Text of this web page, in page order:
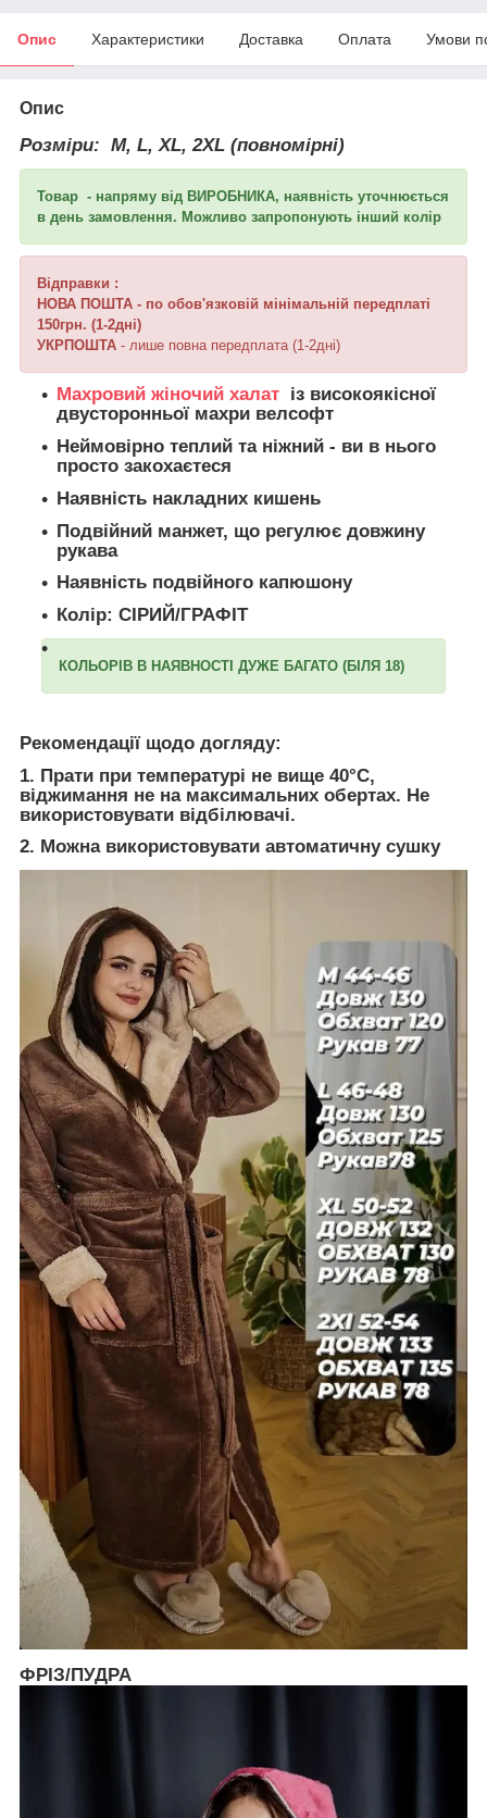
Опис Характеристики Доставка Оплата Умови
Опис
Розміри: M, L, XL, 2XL (повномірні)
Товар - напряму від ВИРОБНИКА, наявність уточнюється
в день замовлення. Можливо запропонують інший колір
Відправки :
НОВА ПОШТА - по обов'язковій мінімальній передплаті
150грн. (1-2дні)
УКРПОШТА - лише повна передплата (1-2дні)
Махровий жіночий халат із високоякісної
двусторонньої махри велсофт
Неймовірно теплий та ніжний - ви в нього
просто закохаєтеся
Наявність накладних кишень
Подвійний манжет, що регулює довжину
рукава
Наявність подвійного капюшону
Колір: СІРИЙ/ГРАФІТ
КОЛЬОРІВ В НАЯВНОСТІ ДУЖЕ БАГАТО (БІЛЯ 18)
Рекомендації щодо догляду:
1. Прати при температурі не вище 40°С,
віджимання не на максимальних обертах. Не
використовувати відбілювачі.
2. Можна використовувати автоматичну сушку
ФРІЗ/ПУДРА